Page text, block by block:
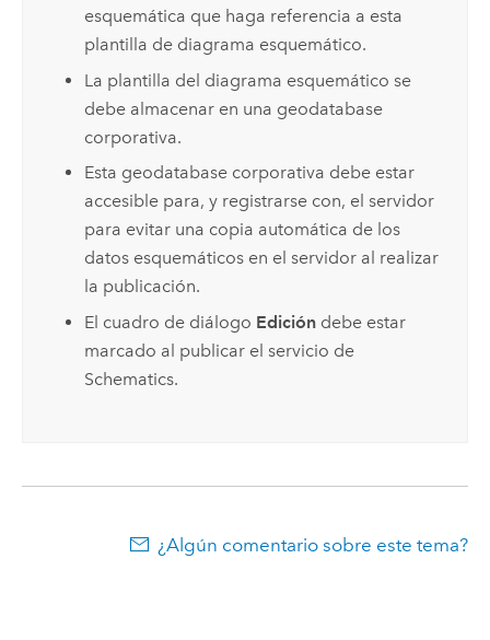
esquemática que haga referencia a esta
plantilla de diagrama esquemático.
La plantilla del diagrama esquemático se
debe almacenar en una geodatabase
corporativa.
Esta geodatabase corporativa debe estar
accesible para, y registrarse con, el servidor
para evitar una copia automática de los
datos esquemáticos en el servidor al realizar
la publicación.
El cuadro de diálogo Edicióndebe estar
marcado al publicar el servicio de
Schematics.
¿Algún comentario sobre este tema?